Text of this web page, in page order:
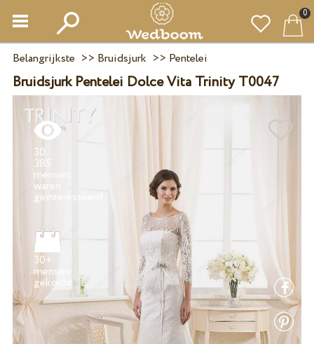
0
Belangrijkste >> Bruidsjurk >> Pentelei
Bruidsjurk Pentelei Dolce Vita Trinity T0047
30
385
mensen
waren
30+
mensen